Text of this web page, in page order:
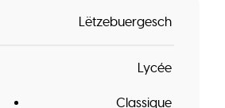
Lëtzebuergesch
Lycée
Classique